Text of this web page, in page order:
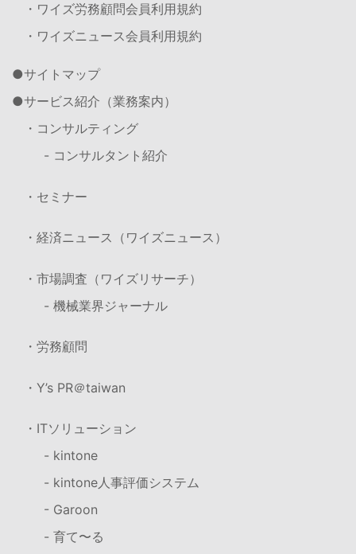
・ワイズ労務顧問会員利用規約
・ワイズニュース会員利用規約
サイトマップ
サービス紹介（業務案内）
・コンサルティング
- コンサルタント紹介
・セミナー
・経済ニュース（ワイズニュース）
・市場調査（ワイズリサーチ）
- 機械業界ジャーナル
・労務顧問
・Y’s PR＠taiwan
・ITソリューション
- kintone
- kintone人事評価システム
- Garoon
- 育て〜る